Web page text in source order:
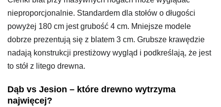
nieproporcjonalnie. Standardem dla stołów o długości
powyżej 180 cm jest grubość 4 cm. Mniejsze modele
dobrze prezentują się z blatem 3 cm. Grubsze krawędzie
nadają konstrukcji prestiżowy wygląd i podkreślają, że jest
to stół z litego drewna.
Dąb vs Jesion – które drewno wytrzyma
najwięcej?